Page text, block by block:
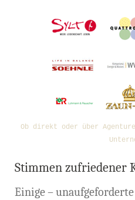
Ob direkt oder über
Stimmen zufriedener
Einige – unaufgeforderte